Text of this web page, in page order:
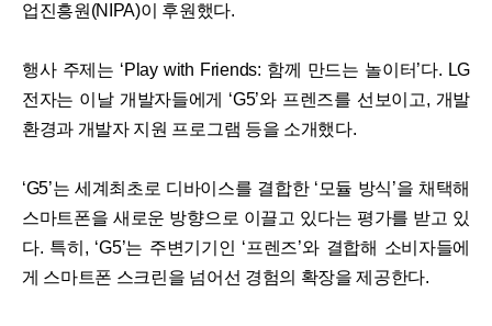
업진흥원(NIPA)이 후원했다.
행사 주제는 ‘Play with Friends: 함께 만드는 놀이터’다. LG
전자는 이날 개발자들에게 ‘G5’와 프렌즈를 선보이고, 개발
환경과 개발자 지원 프로그램 등을 소개했다.
‘G5’는 세계최초로 디바이스를 결합한 ‘모듈 방식’을 채택해
스마트폰을 새로운 방향으로 이끌고 있다는 평가를 받고 있
다. 특히, ‘G5’는 주변기기인 ‘프렌즈’와 결합해 소비자들에
게 스마트폰 스크린을 넘어선 경험의 확장을 제공한다.